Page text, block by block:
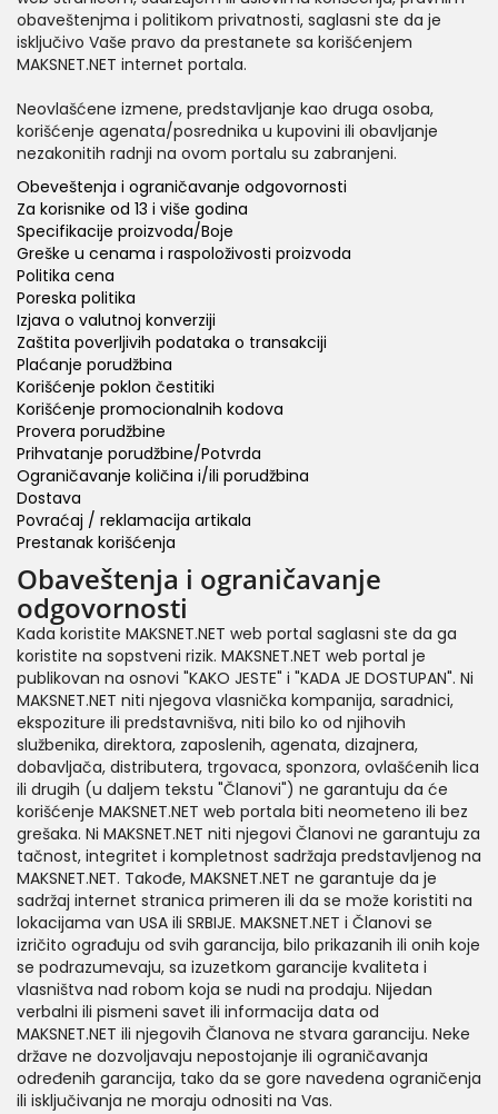
obaveštenjma i politikom privatnosti, saglasni ste da je
isključivo Vaše pravo da prestanete sa korišćenjem
MAKSNET.NET internet portala.
Neovlašćene izmene, predstavljanje kao druga osoba,
korišćenje agenata/posrednika u kupovini ili obavljanje
nezakonitih radnji na ovom portalu su zabranjeni.
Obeveštenja i ograničavanje odgovornosti
Za korisnike od 13 i više godina
Specifikacije proizvoda/Boje
Greške u cenama i raspoloživosti proizvoda
Politika cena
Poreska politika
Izjava o valutnoj konverziji
Zaštita poverljivih podataka o transakciji
Plaćanje porudžbina
Korišćenje poklon čestitiki
Korišćenje promocionalnih kodova
Provera porudžbine
Prihvatanje porudžbine/Potvrda
Ograničavanje količina i/ili porudžbina
Dostava
Povraćaj / reklamacija artikala
Prestanak korišćenja
Obaveštenja i ograničavanje
odgovornosti
Kada koristite MAKSNET.NET web portal saglasni ste da ga
koristite na sopstveni rizik. MAKSNET.NET web portal je
publikovan na osnovi "KAKO JESTE" i "KADA JE DOSTUPAN". Ni
MAKSNET.NET niti njegova vlasnička kompanija, saradnici,
ekspoziture ili predstavnišva, niti bilo ko od njihovih
službenika, direktora, zaposlenih, agenata, dizajnera,
dobavljača, distributera, trgovaca, sponzora, ovlašćenih lica
ili drugih (u daljem tekstu "Članovi") ne garantuju da će
korišćenje MAKSNET.NET web portala biti neometeno ili bez
grešaka. Ni MAKSNET.NET niti njegovi Članovi ne garantuju za
tačnost, integritet i kompletnost sadržaja predstavljenog na
MAKSNET.NET. Takođe, MAKSNET.NET ne garantuje da je
sadržaj internet stranica primeren ili da se može koristiti na
lokacijama van USA ili SRBIJE. MAKSNET.NET i Članovi se
izričito ograđuju od svih garancija, bilo prikazanih ili onih koje
se podrazumevaju, sa izuzetkom garancije kvaliteta i
vlasništva nad robom koja se nudi na prodaju. Nijedan
verbalni ili pismeni savet ili informacija data od
MAKSNET.NET ili njegovih Članova ne stvara garanciju. Neke
države ne dozvoljavaju nepostojanje ili ograničavanja
određenih garancija, tako da se gore navedena ograničenja
ili isključivanja ne moraju odnositi na Vas.